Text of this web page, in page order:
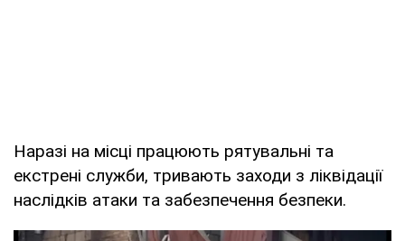
Наразі на місці працюють рятувальні та
екстрені служби, тривають заходи з ліквідації
наслідків атаки та забезпечення безпеки.